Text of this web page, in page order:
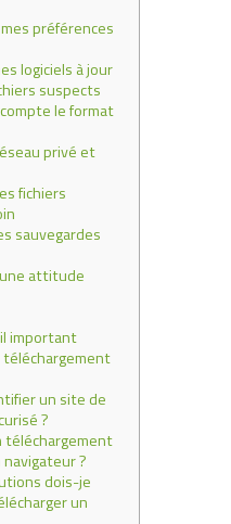
préférences
logiciels à jour
suspects
le format
privé et
fichiers
sauvegardes
attitude
important
un site de
?
téléchargement
?
dois-je
un